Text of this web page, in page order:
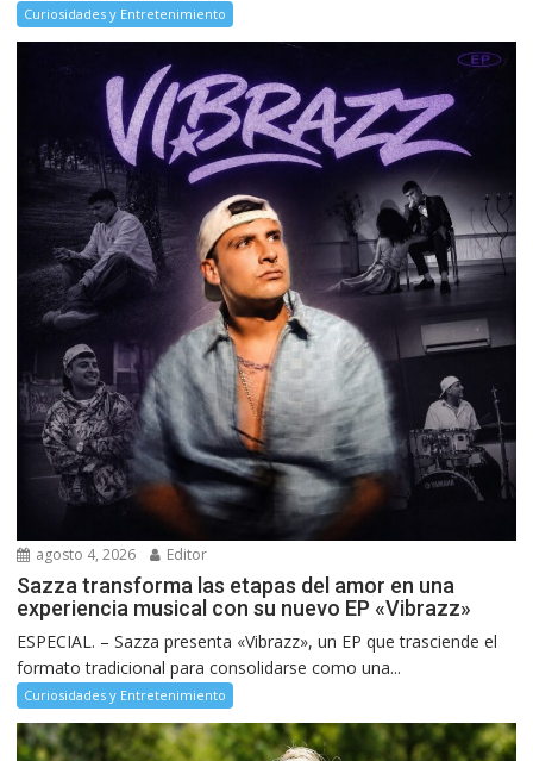
Curiosidades y Entretenimiento
agosto 4, 2026 Editor
Sazza transforma las etapas del amor en una
experiencia musical con su nuevo EP «Vibrazz»
ESPECIAL. – Sazza presenta «Vibrazz», un EP que trasciende el
formato tradicional para consolidarse como una...
Curiosidades y Entretenimiento